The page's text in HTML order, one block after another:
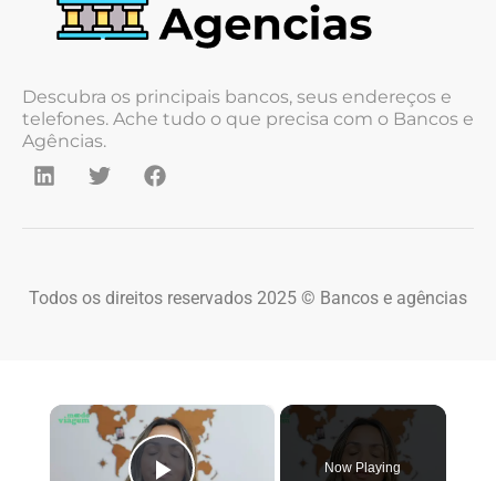
Descubra os principais bancos, seus endereços e
telefones. Ache tudo o que precisa com o Bancos e
Agências.
Todos os direitos reservados 2025 © Bancos e agências
×
Now Playing